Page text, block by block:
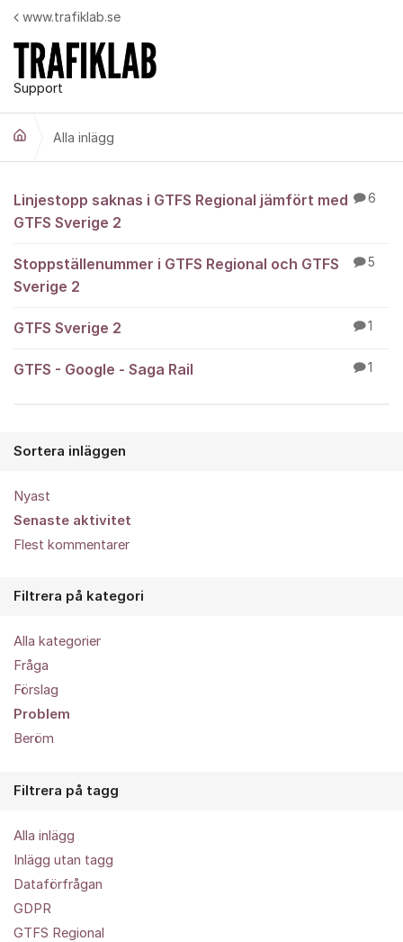
Hoppa till innehåll
Support
www.trafiklab.se
Alla inlägg
Alla inlägg
Linjestopp saknas i GTFS Regional jämfört med
GTFS Sverige 2
6
Stoppställenummer i GTFS Regional och GTFS
Sverige 2
5
GTFS Sverige 2 1
GTFS - Google - Saga Rail 1
Sortera inläggen
Nyast
Senaste aktivitet
Flest kommentarer
Filtrera på kategori
Alla kategorier
Fråga
Förslag
Problem
Beröm
Filtrera på tagg
Alla inlägg
Inlägg utan tagg
Dataförfrågan
GDPR
GTFS Regional